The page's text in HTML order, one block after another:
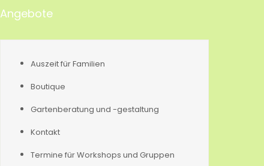
Angebote
Auszeit für Familien
Boutique
Gartenberatung und -gestaltung
Kontakt
Termine für Workshops und Gruppen